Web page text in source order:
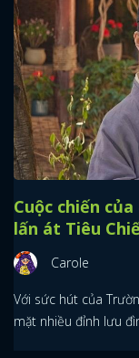
Cuộc chiến
lấn át Tiêu
Carole
Với sức hút của
mặt nhiều đỉnh lưu